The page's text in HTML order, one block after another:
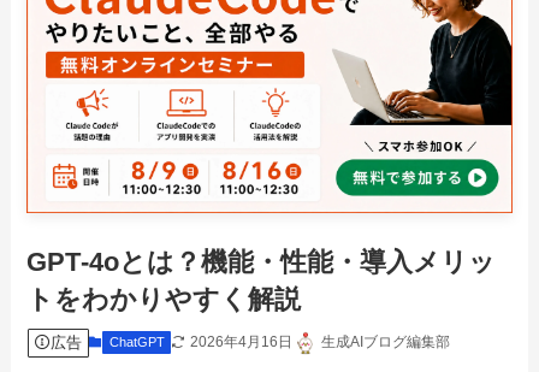
GPT‑4oとは？機能・性能・導入メリッ
トをわかりやすく解説
広告 ChatGPT 2026年4月16日 生成AIブログ編集部